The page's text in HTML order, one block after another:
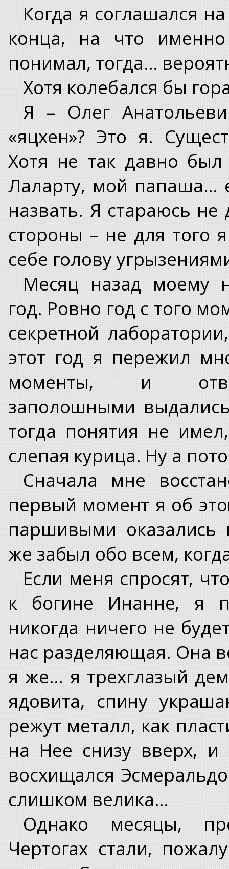
Когда я соглашался
конца, на что
понимал, тогда…
Хотя колебался бы
Я – Олег
«яцхен»? Это я.
Хотя не так давно
Лаларту, мой папаша…
назвать. Я стараюсь
стороны – не для того
себе голову
Месяц назад моему
год. Ровно год с того
секретной
этот год я пережил
моменты, и
заполошными
тогда понятия не
слепая курица. Ну а
Сначала мне
первый момент я об
паршивыми оказались
же забыл обо всем,
Если меня спросят,
к богине Инанне, я
никогда ничего не
нас разделяющая. Она
я же… я трехглазый
ядовита, спину
режут металл, как
на Нее снизу вверх, и
восхищался
слишком велика…
Однако месяцы,
Чертогах стали,